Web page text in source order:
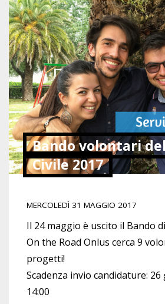
Bando volontari
Civile 2017
MERCOLEDÌ 31 MAGGIO 2017
Il 24 maggio è uscito il Bando
On the Road Onlus cerca 9
progetti!
Scadenza invio candidature:
14:00